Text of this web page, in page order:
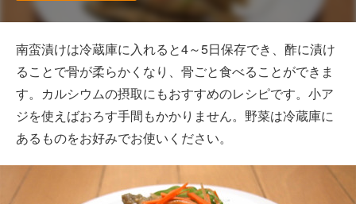
南蛮漬けは冷蔵庫に入れると4～5日保存でき、酢に漬け
ることで骨が柔らかくなり、骨ごと食べることができま
す。カルシウムの摂取にもおすすめのレシピです。小ア
ジを使えばおろす手間もかかりません。野菜は冷蔵庫に
あるものをお好みでお使いください。